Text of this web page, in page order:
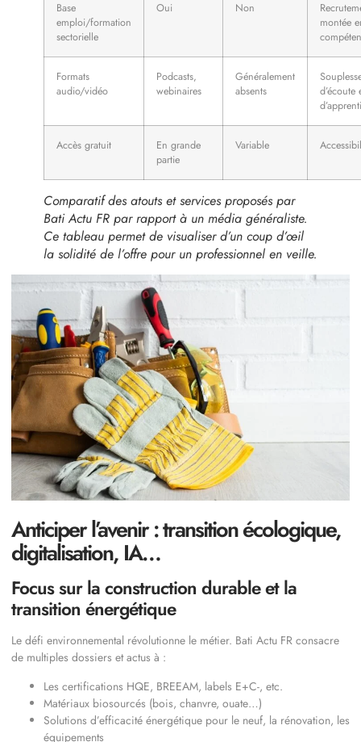
Base
emploi/formation
sectorielle
Oui Non
montée
Formats
audio/vidéo
Podcasts,
webinaires
Généralement
absents
d’écoute
Accès gratuit
En grande
partie
Variable
Comparatif des atouts et services proposés par
Bati Actu FR par rapport à un média généraliste.
Ce tableau permet de visualiser d’un coup d’œil
la solidité de l’offre pour un professionnel en veille.
Anticiper l’avenir : transition écologique,
digitalisation, IA…
Focus sur la construction durable et la
transition énergétique
Le défi environnemental révolutionne le métier. Bati Actu FR consacre
de multiples dossiers et actus à :
Les certifications HQE, BREEAM, labels E+C-, etc.
Matériaux biosourcés (bois, chanvre, ouate…)
Solutions d’efficacité énergétique pour le neuf, la rénovation, les
équipements